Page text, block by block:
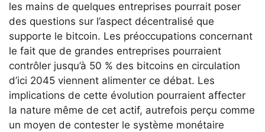
les mains de quelques entreprises pourrait poser
des questions sur l’aspect décentralisé que
supporte le bitcoin. Les préoccupations concernant
le fait que de grandes entreprises pourraient
contrôler jusqu’à 50 % des bitcoins en circulation
d’ici 2045 viennent alimenter ce débat. Les
implications de cette évolution pourraient affecter
la nature même de cet actif, autrefois perçu comme
un moyen de contester le système monétaire